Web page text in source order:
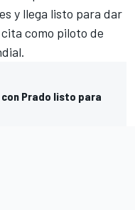
y llega listo para dar
como piloto de
con Prado listo para